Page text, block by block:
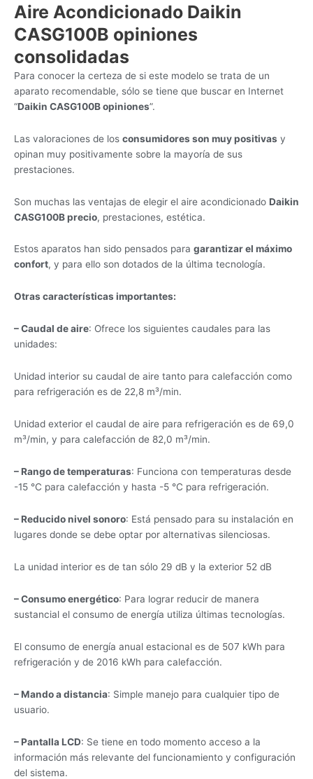
Aire Acondicionado Daikin
CASG100B opiniones
consolidadas
Para conocer la certeza de si este modelo se trata de un
aparato recomendable, sólo se tiene que buscar en Internet
“Daikin CASG100B opiniones”.
Las valoraciones de los consumidores son muy positivas y
opinan muy positivamente sobre la mayoría de sus
prestaciones.
Son muchas las ventajas de elegir el aire acondicionado Daikin
CASG100B precio, prestaciones, estética.
Estos aparatos han sido pensados para garantizar el máximo
confort, y para ello son dotados de la última tecnología.
Otras características importantes:
– Caudal de aire: Ofrece los siguientes caudales para las
unidades:
Unidad interior su caudal de aire tanto para calefacción como
para refrigeración es de 22,8 m³/min.
Unidad exterior el caudal de aire para refrigeración es de 69,0
m³/min, y para calefacción de 82,0 m³/min.
– Rango de temperaturas: Funciona con temperaturas desde
-15 °C para calefacción y hasta -5 °C para refrigeración.
– Reducido nivel sonoro: Está pensado para su instalación en
lugares donde se debe optar por alternativas silenciosas.
La unidad interior es de tan sólo 29 dB y la exterior 52 dB
– Consumo energético: Para lograr reducir de manera
sustancial el consumo de energía utiliza últimas tecnologías.
El consumo de energía anual estacional es de 507 kWh para
refrigeración y de 2016 kWh para calefacción.
– Mando a distancia: Simple manejo para cualquier tipo de
usuario.
– Pantalla LCD: Se tiene en todo momento acceso a la
información más relevante del funcionamiento y configuración
del sistema.